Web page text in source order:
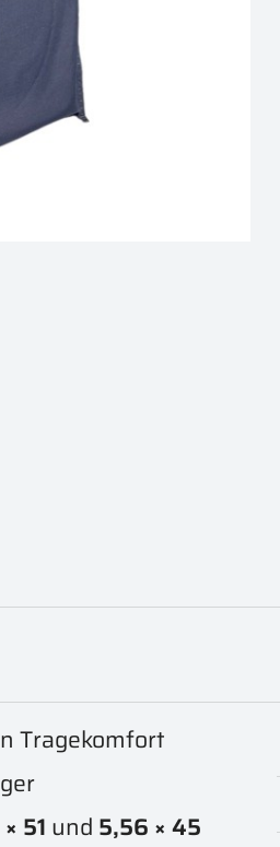
Tragekomfort
51 und 5,56 × 45